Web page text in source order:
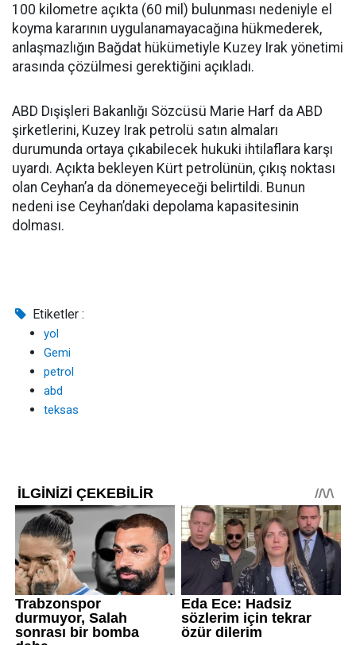
100 kilometre açıkta (60 mil) bulunması nedeniyle el
koyma kararının uygulanamayacağına hükmederek,
anlaşmazlığın Bağdat hükümetiyle Kuzey Irak yönetimi
arasında çözülmesi gerektiğini açıkladı.
ABD Dışişleri Bakanlığı Sözcüsü Marie Harf da ABD
şirketlerini, Kuzey Irak petrolü satın almaları
durumunda ortaya çıkabilecek hukuki ihtilaflara karşı
uyardı. Açıkta bekleyen Kürt petrolünün, çıkış noktası
olan Ceyhan’a da dönemeyeceği belirtildi. Bunun
nedeni ise Ceyhan’daki depolama kapasitesinin
dolması.
Etiketler :
yol
Gemi
petrol
abd
teksas